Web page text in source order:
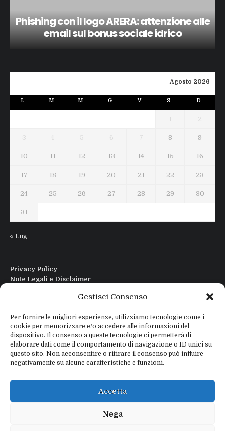
Gestisci Consenso
Per fornire le migliori esperienze, utilizziamo tecnologie come i
cookie per memorizzare e/o accedere alle informazioni del
dispositivo. Il consenso a queste tecnologie ci permetterà di
elaborare dati come il comportamento di navigazione o ID unici su
questo sito. Non acconsentire o ritirare il consenso può influire
negativamente su alcune caratteristiche e funzioni.
Accetta
Nega
Phishing con il logo ARERA: attenzione alle
email sul bonus sociale idrico
Agosto 2026
L M M G V S D
1 2
3 4 5 6 7 8 9
10 11 12 13 14 15 16
17 18 19 20 21 22 23
24 25 26 27 28 29 30
31
« Lug
Privacy Policy
Note Legali e Disclaimer